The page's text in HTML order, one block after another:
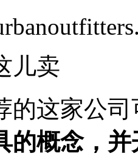
儿卖
的这家公
的概念，